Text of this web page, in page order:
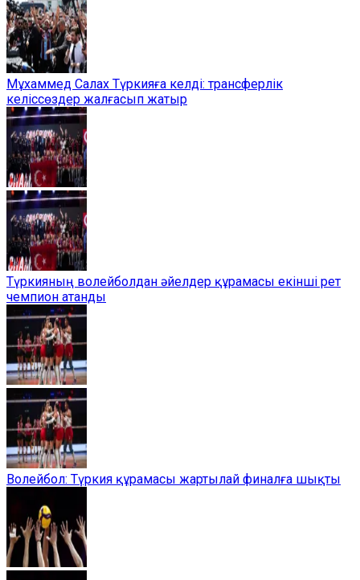
Мұхаммед Салах Түркияға келді: трансферлік
келіссөздер жалғасып жатыр
Түркияның волейболдан әйелдер құрамасы екінші рет
чемпион атанды
Волейбол: Түркия құрамасы жартылай финалға шықты